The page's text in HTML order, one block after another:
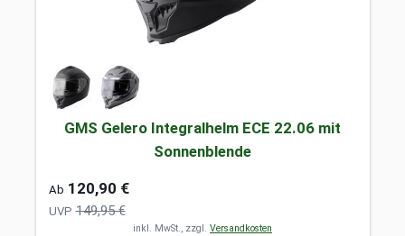
GMS Gelero Integralhelm ECE 22.06 mit
Sonnenblende
Ab 120,90 €
UVP 149,95 €
inkl. MwSt., zzgl. Versandkosten